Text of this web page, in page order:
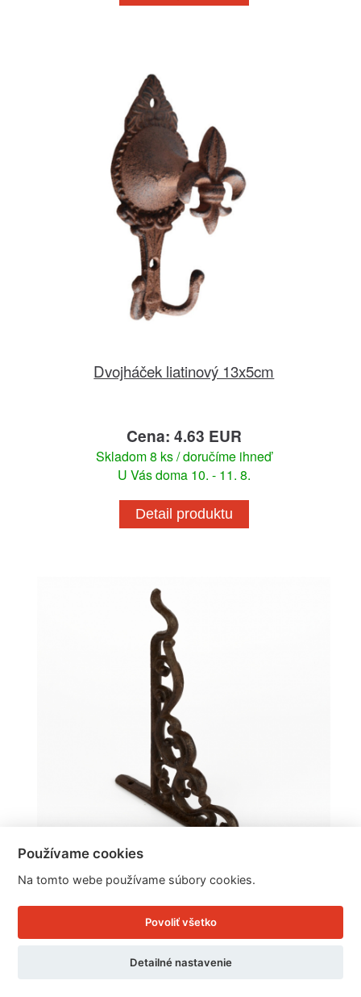
Dvojháček liatinový 13x5cm
Cena: 4.63 EUR
Skladom 8 ks / doručíme ihneď
U Vás doma 10. - 11. 8.
Detail produktu
Cena: 7.35 EUR
Používame cookies
Na tomto webe používame súbory cookies.
Povoliť všetko
Detailné nastavenie